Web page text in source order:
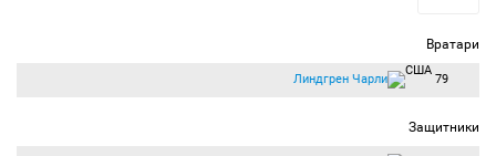
Вратари
Линдгрен Чарли 79
Защитники